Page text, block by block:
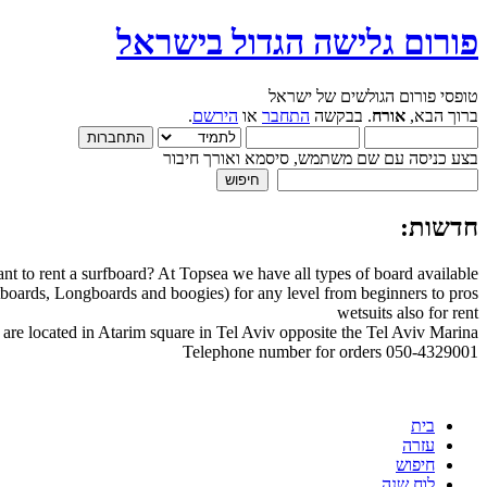
פורום גלישה הגדול בישראל
טופסי פורום הגולשים של ישראל
ברוך הבא, אורח. בבקשה התחבר או הירשם.
בצע כניסה עם שם משתמש, סיסמא ואורך חיבור
חדשות:
to rent a surfboard? At Topsea we have all types of board available
Longboards and boogies) for any level from beginners to pros
wetsuits also for rent
are located in Atarim square in Tel Aviv opposite the Tel Aviv Marina
Telephone number for orders 050-4329001
בית
עזרה
חיפוש